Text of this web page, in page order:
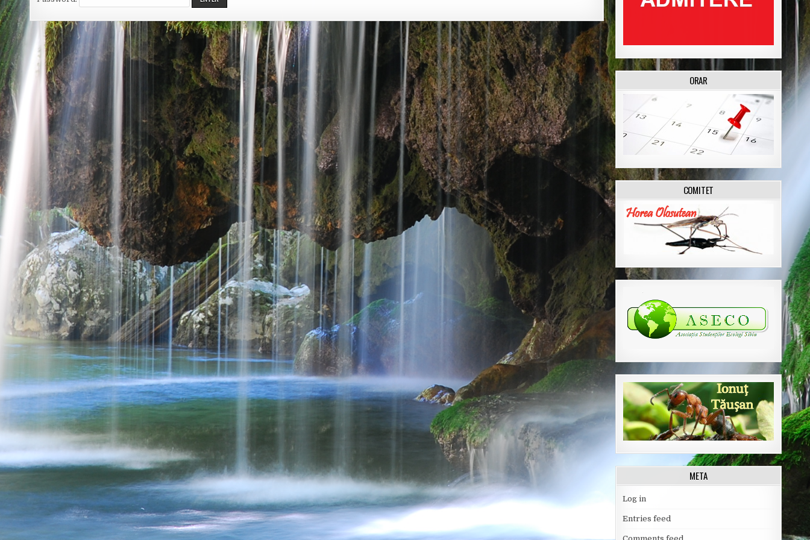
ORAR
COMITET
META
Log in
Entries feed